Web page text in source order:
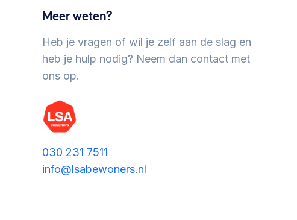
maken >
Wijkaanpak
Werken aan de wijk, ABCD, WijkWijzer >
Meebeslissen
Uitdaagrecht, gemeenschapsfondsen, lokale
democratie >
Meer weten?
Heb je vragen of wil je zelf aan de slag en
heb je hulp nodig? Neem dan contact met
ons op.
030 231 7511
info@lsabewoners.nl